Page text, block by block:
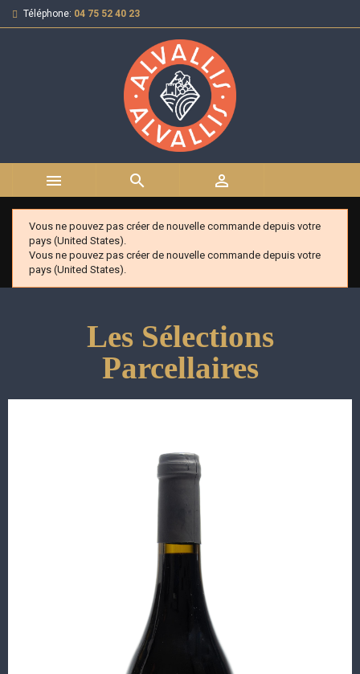
Téléphone: 04 75 52 40 23
  
Vous ne pouvez pas créer de nouvelle commande depuis votre
pays (United States).
Vous ne pouvez pas créer de nouvelle commande depuis votre
pays (United States).
Les Sélections
Parcellaires